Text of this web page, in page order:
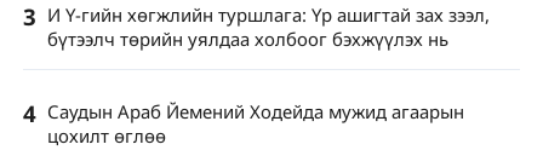
3 И Ү-гийн хөгжлийн туршлага: Үр ашигтай зах зээл,
бүтээлч төрийн уялдаа холбоог бэхжүүлэх нь
4 Саудын Араб Йемений Ходейда мужид агаарын
цохилт өглөө